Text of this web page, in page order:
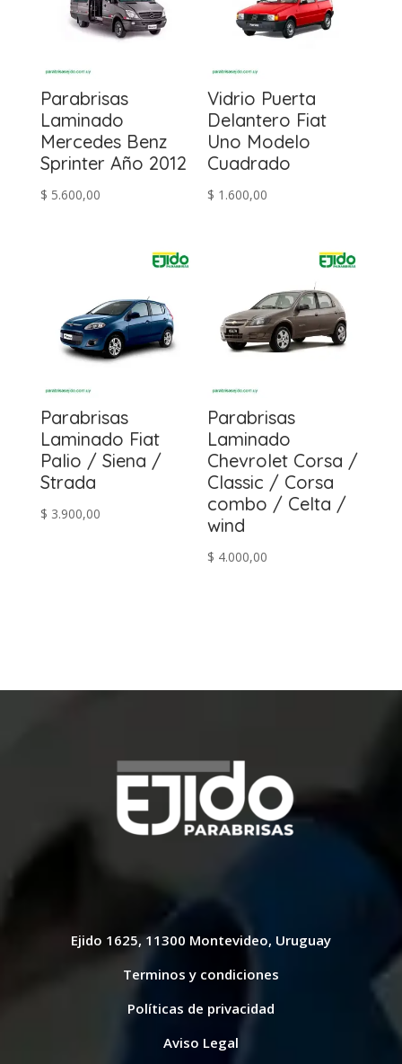
Parabrisas
Laminado
Mercedes Benz
Sprinter Año 2012
$ 5.600,00
Vidrio Puerta
Delantero Fiat
Uno Modelo
Cuadrado
$ 1.600,00
Parabrisas
Laminado Fiat
Palio / Siena /
Strada
$ 3.900,00
Parabrisas
Laminado
Chevrolet Corsa /
Classic / Corsa
combo / Celta /
wind
$ 4.000,00
Ejido 1625, 11300 Montevideo, Uruguay
Terminos y condiciones
Políticas de privacidad
Aviso Legal